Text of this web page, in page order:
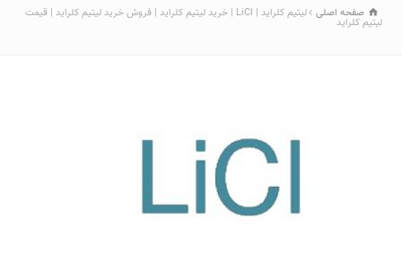
صفحه اصلی لیتیم کلراید | LiCl | خرید لیتیم کلراید | فروش خرید لیتیم کلراید | قیمت
لیتیم کلراید